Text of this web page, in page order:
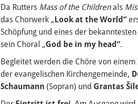
Da Rutters Mass of the Childrenals
das Chorwerk „Look at the World“
Schöpfung und eines der
sein Choral „God be in my head“.
Begleitet werden die Chöre von
der evangelischen Kirchengemeinde,
Schaumann (Sopran) und Grantas